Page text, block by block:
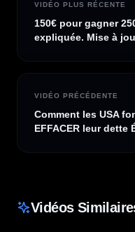
VIDÉO PLUS RÉCENTE
150€ pour gagner
expliquée. Mise à
VIDÉO PRÉCÉDENTE
Comment les USA
EFFACER leur dette
Vidéos